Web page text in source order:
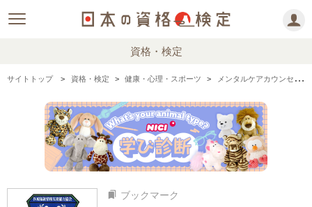
資格・検定
サイトトップ 資格・検定 健康・心理・スポーツ メンタルケアカウンセラー(R)の情報まとめ
bookmarks ブックマーク